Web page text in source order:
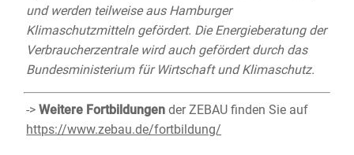
und werden teilweise aus Hamburger
Klimaschutzmitteln gefördert. Die Energieberatung der
Verbraucherzentrale wird auch gefördert durch das
Bundesministerium für Wirtschaft und Klimaschutz.
->Weitere Fortbildungen der ZEBAU finden Sie auf
https://www.zebau.de/fortbildung/